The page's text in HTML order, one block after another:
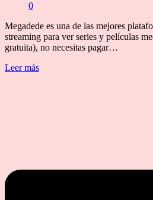
0
Megadede es una de las mejores
streaming para ver series y películas
gratuita), no necesitas pagar…
Leer más